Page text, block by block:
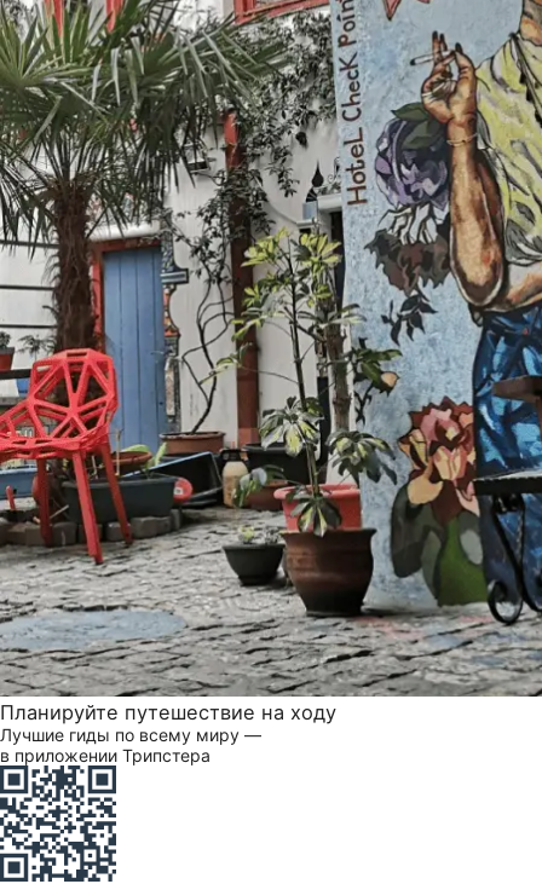
Планируйте путешествие на ходу
Лучшие гиды по всему миру —
в приложении Трипстера